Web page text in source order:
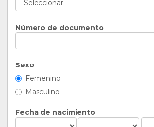
Número de documento
Sexo
Femenino
Masculino
Fecha de nacimiento